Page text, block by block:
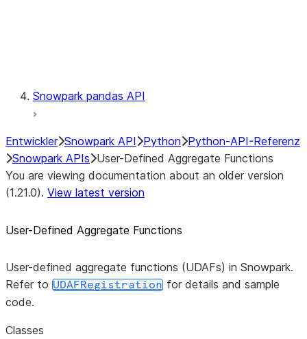
Snowpark pandas API
Entwickler Snowpark API Python Python-API-Referenz
Snowpark APIs User-Defined Aggregate Functions
You are viewing documentation about an older version
(1.21.0). View latest version
User-Defined Aggregate Functions
User-defined aggregate functions (UDAFs) in Snowpark.
Refer to UDAFRegistration for details and sample
code.
Classes